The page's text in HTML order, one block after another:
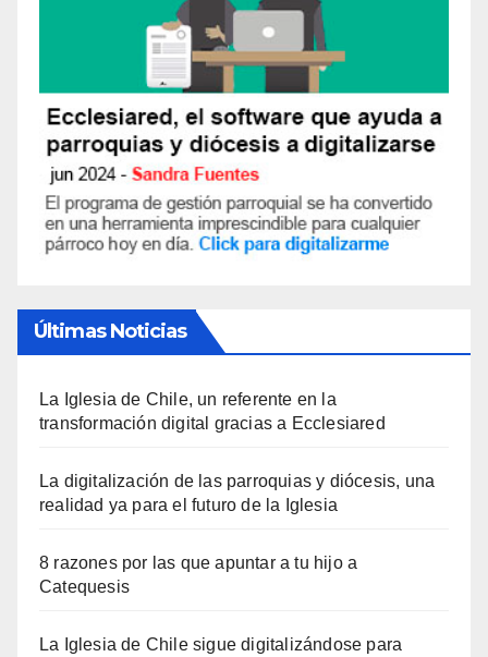
Últimas Noticias
La Iglesia de Chile, un referente en la
transformación digital gracias a Ecclesiared
La digitalización de las parroquias y diócesis, una
realidad ya para el futuro de la Iglesia
8 razones por las que apuntar a tu hijo a
Catequesis
La Iglesia de Chile sigue digitalizándose para